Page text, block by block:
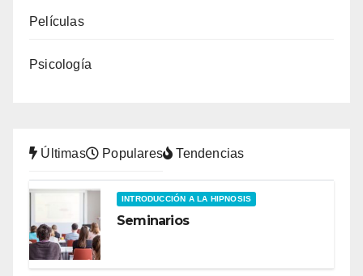
Películas
Psicología
Últimas Populares Tendencias
INTRODUCCIÓN A LA HIPNOSIS
Seminarios